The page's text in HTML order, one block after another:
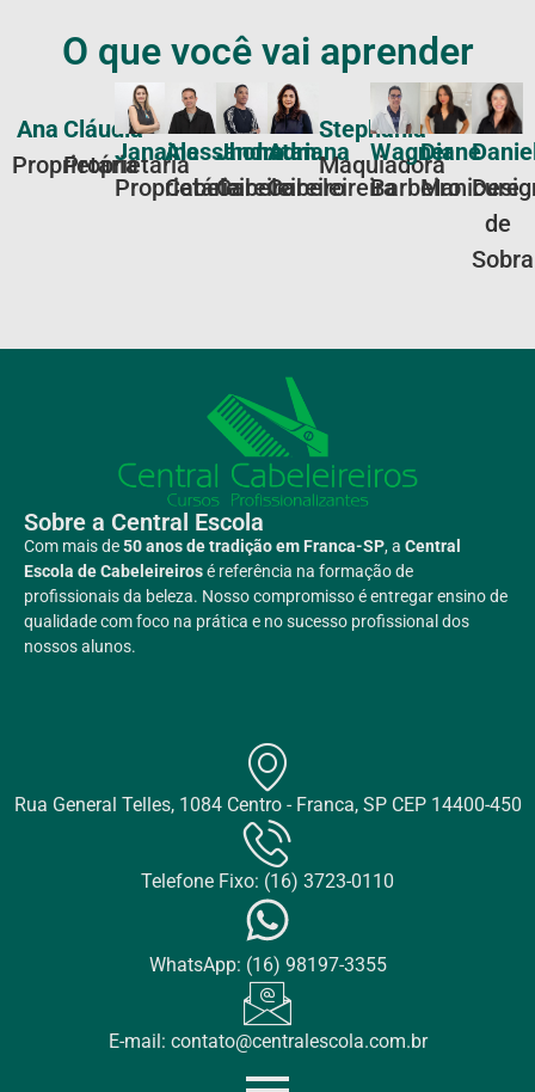
O que você vai aprender
Ana
Proprietária
Cláudia
Proprietária
Janaina
Proprietária
Alessandro
Cabeleireiro
Jhonatan
Cabeleireiro
Adriana
Cabeleireira
Stephania
Maquiadora
Wagner
Barbeiro
Diane
Manicure
de
Sobre a Central Escola
Com mais de50 anos de tradição em Franca-SP, a Central
Escola de Cabeleireirosé referência na formação de
profissionais da beleza. Nosso compromisso é entregar ensino de
qualidade com foco na prática e no sucesso profissional dos
nossos alunos.
Rua General Telles, 1084 Centro - Franca, SP CEP 14400-450​
Telefone Fixo: (16) 3723-0110
WhatsApp: (16) 98197-3355​
E-mail: contato@centralescola.com.br​